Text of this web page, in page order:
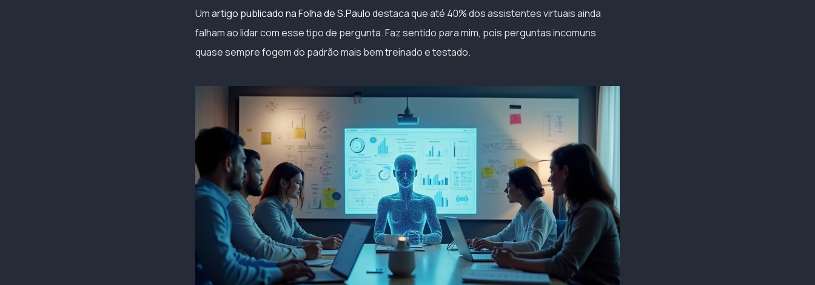
Umartigo publicado na Folha de S.Paulodestaca que até 40% dos assistentes virtuais ainda
falham ao lidar com esse tipo de pergunta. Faz sentido para mim, pois perguntas incomuns
quase sempre fogem do padrão mais bem treinado e testado.